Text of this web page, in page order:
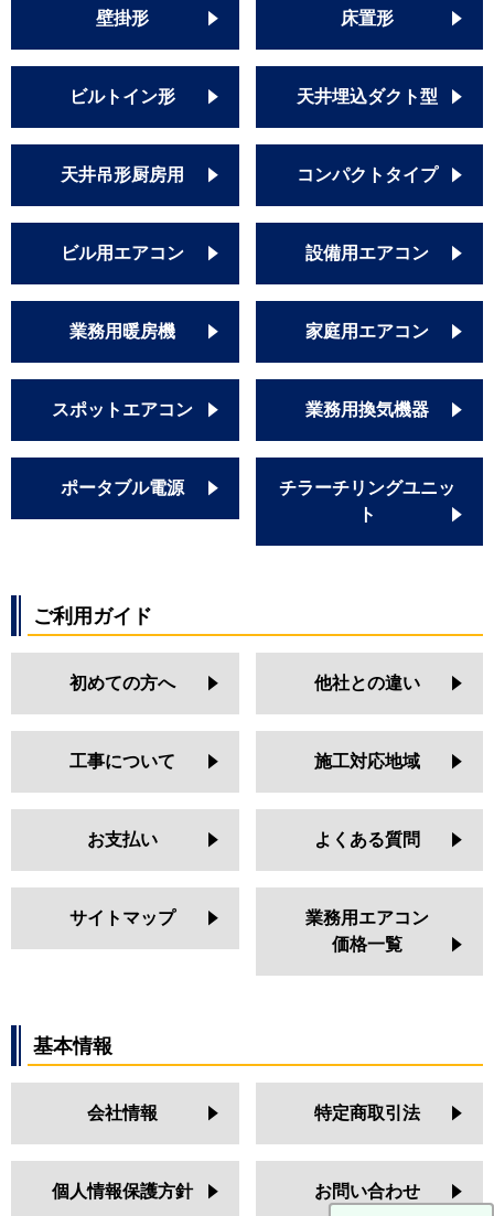
壁掛形 床置形
ビルトイン形 天井埋込ダクト型
天井吊形厨房用 コンパクトタイプ
ビル用エアコン 設備用エアコン
業務用暖房機 家庭用エアコン
スポットエアコン 業務用換気機器
ポータブル電源
チラーチリングユニッ
ト
ご利用ガイド
初めての方へ 他社との違い
工事について 施工対応地域
お支払い よくある質問
サイトマップ
業務用エアコン
価格一覧
基本情報
会社情報 特定商取引法
個人情報保護方針 お問い合わせ